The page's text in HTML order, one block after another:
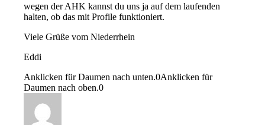
wegen der AHK kannst du uns ja auf dem laufenden
halten, ob das mit Profile funktioniert.
Viele Grüße vom Niederrhein
Eddi
Anklicken für Daumen nach unten.0Anklicken für
Daumen nach oben.0